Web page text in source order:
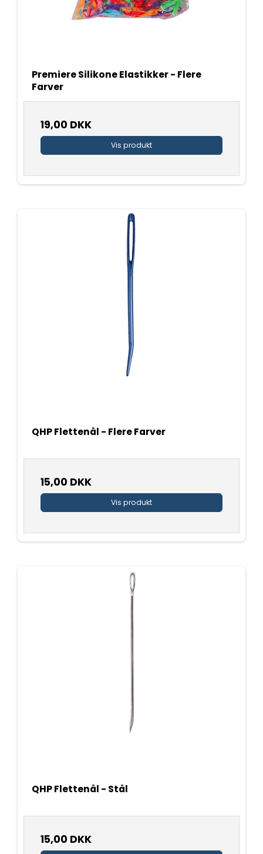
Premiere Silikone Elastikker - Flere
Farver
19,00 DKK
Vis produkt
QHP Flettenål - Flere Farver
15,00 DKK
Vis produkt
QHP Flettenål - Stål
15,00 DKK